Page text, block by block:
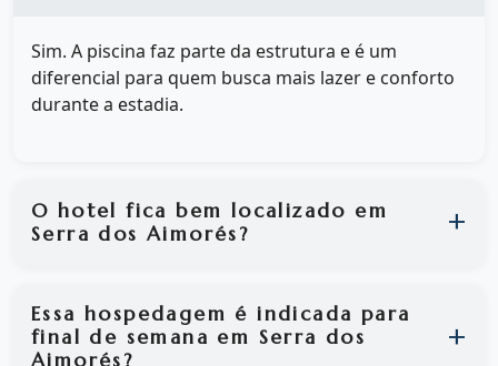
Sim. A piscina faz parte da estrutura e é um
diferencial para quem busca mais lazer e conforto
durante a estadia.
O hotel fica bem localizado em
Serra dos Aimorés?
Essa hospedagem é indicada para
final de semana em Serra dos
Aimorés?